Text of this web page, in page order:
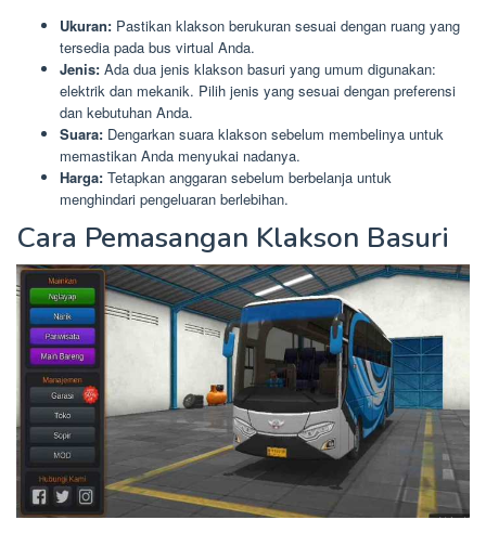
Ukuran: Pastikan klakson berukuran sesuai dengan ruang yang
tersedia pada bus virtual Anda.
Jenis: Ada dua jenis klakson basuri yang umum digunakan:
elektrik dan mekanik. Pilih jenis yang sesuai dengan preferensi
dan kebutuhan Anda.
Suara: Dengarkan suara klakson sebelum membelinya untuk
memastikan Anda menyukai nadanya.
Harga: Tetapkan anggaran sebelum berbelanja untuk
menghindari pengeluaran berlebihan.
Cara Pemasangan Klakson Basuri